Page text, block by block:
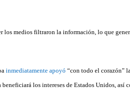
los medios filtraron la información, lo que
inmediatamente apoyó “con todo el corazón”
los intereses de Estados Unidos, así